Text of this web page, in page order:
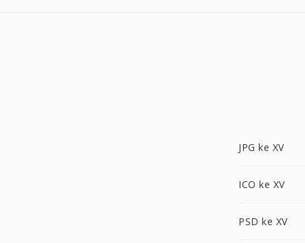
JPG ke XV
ICO ke XV
PSD ke XV